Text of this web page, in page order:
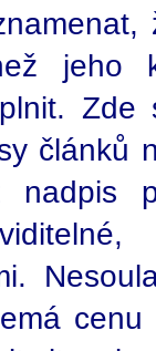
jeho
Zde
článků
nadpis